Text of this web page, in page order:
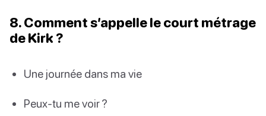
8. Comment s’appelle le court métrage
de Kirk ?
Une journée dans ma vie
Peux-tu me voir ?